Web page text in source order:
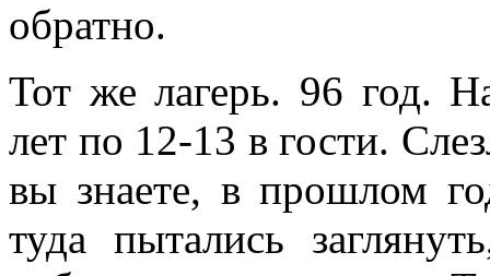
обратно.
Тот же лагерь. 96 год.
лет по 12-13 в гости.
вы знаете, в прошлом
туда пытались